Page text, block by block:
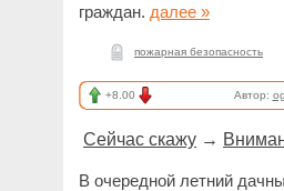
граждан. далее »
пожарная безопасность
+8.00 Автор:
Сейчас скажу →
В очередной летний